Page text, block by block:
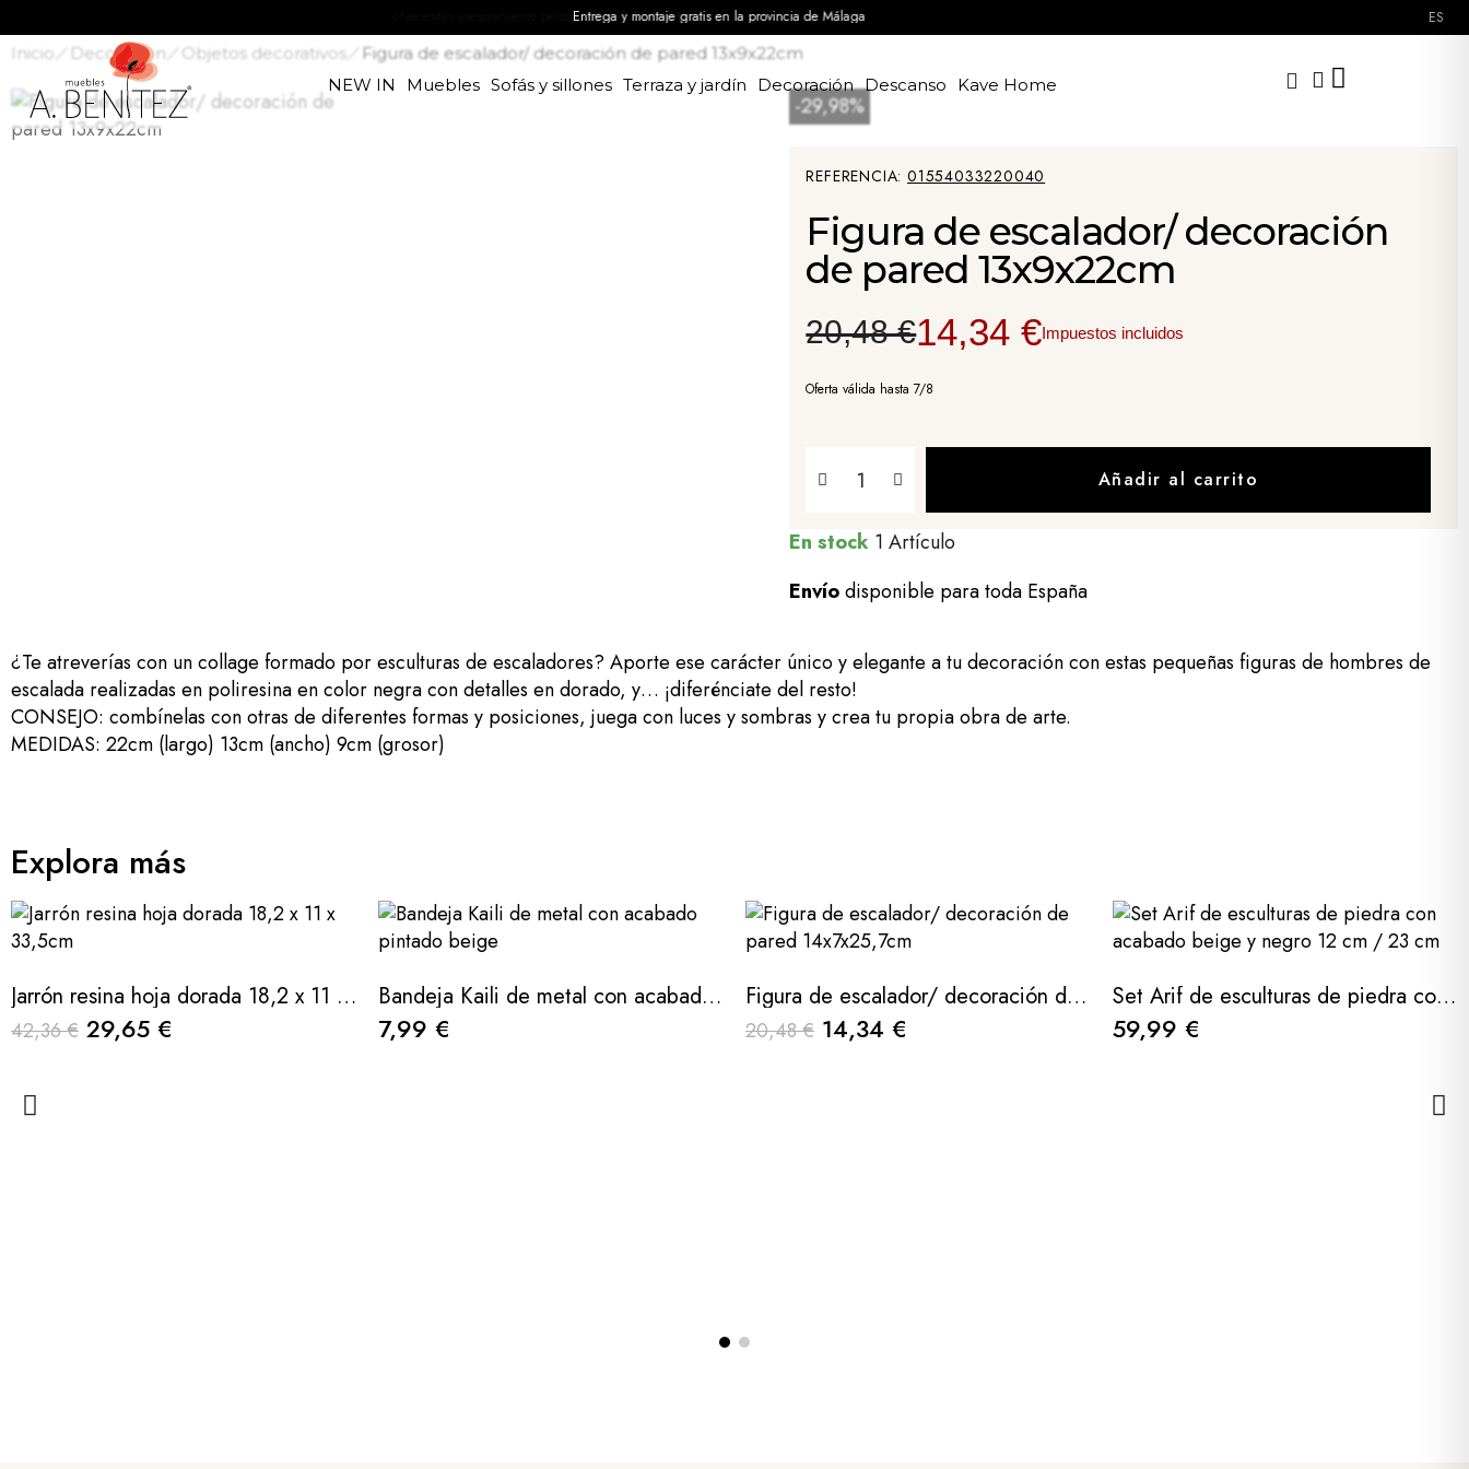
Entrega y montaje gratis en la provincia de Málaga ES
NEW IN Muebles Sofás y sillones Terraza y jardín Decoración Descanso Kave Home
Inicio Decoración Objetos decorativos Figura de escalador/ decoración de pared 13x9x22cm
-29,98%
REFERENCIA 01554033220040
Figura de escalador/ decoración
de pared 13x9x22cm
20,48 €14,34 €Impuestos incluidos
Oferta válida hasta 7/8
Añadir al carrito
En stock 1 Artículo
Envío disponible para toda España
¿Te atreverías con un collage formado por esculturas de escaladores? Aporte ese carácter único y elegante a tu decoración con estas pequeñas figuras de hombres de
escalada realizadas en poliresina en color negra con detalles en dorado, y… ¡diferénciate del resto!
CONSEJO: combínelas con otras de diferentes formas y posiciones, juega con luces y sombras y crea tu propia obra de arte.
MEDIDAS: 22cm (largo) 13cm (ancho) 9cm (grosor)
Explora más
Jarrón resina hoja dorada 18,2 x 11 x 33,5cm
42,36 € 29,65 €
Bandeja Kaili de metal con acabado pintado beige
7,99 €
Figura de escalador/ decoración de pared 14x7x25,7cm
20,48 € 14,34 €
Set Arif de esculturas de piedra con acabado beige y negro 12 cm / 23 cm
59,99 €